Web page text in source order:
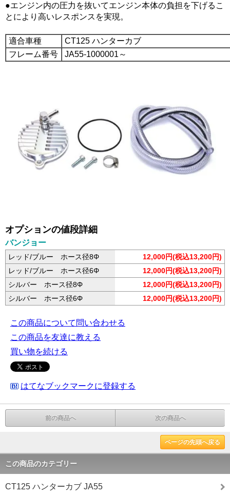
●エンジン内の圧力を抜いてエンジン本体の負担を下げるこ
とにより高いレスポンスを実現。
適合車種
CT125 ハンターカブ
フレーム番号
JA55-1000001～
オプションの値段詳細
バンジョー
レッド/ブルー ホース径8Φ
12,000円(税込13,200円)
レッド/ブルー ホース径6Φ
12,000円(税込13,200円)
シルバー ホース径8Φ
12,000円(税込13,200円)
シルバー ホース径6Φ
12,000円(税込13,200円)
この商品について問い合わせる
この商品を友達に教える
買い物を続ける
はてなブックマークに登録する
前の商品へ 次の商品へ
ページの先頭へ戻る
この商品のカテゴリー
CT125 ハンターカブ JA55